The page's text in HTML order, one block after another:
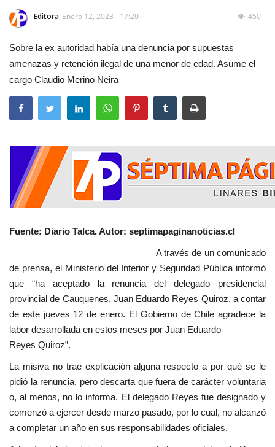
Editora Enero 12, 2023 - 17:20 450
Sobre la ex autoridad había una denuncia por supuestas
amenazas y retención ilegal de una menor de edad. Asume el
cargo Claudio Merino Neira
Fuente: Diario Talca. Autor: septimapaginanoticias.cl
A través de un comunicado
de prensa, el Ministerio del Interior y Seguridad Pública informó
que “ha aceptado la renuncia del delegado presidencial
provincial de Cauquenes, Juan Eduardo Reyes Quiroz, a contar
de este jueves 12 de enero. El Gobierno de Chile agradece la
labor desarrollada en estos meses por Juan Eduardo
Reyes Quiroz”.
La misiva no trae explicación alguna respecto a por qué se le
pidió la renuncia, pero descarta que fuera de carácter voluntaria
o, al menos, no lo informa. El delegado Reyes fue designado y
comenzó a ejercer desde marzo pasado, por lo cual, no alcanzó
a completar un año en sus responsabilidades oficiales.